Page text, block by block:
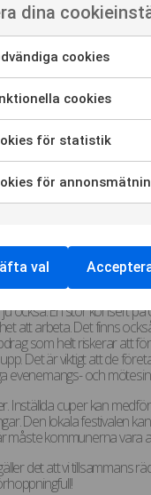
vi kan göra
helt skall vara utan
kommer ta lång tid innan vi
att vi tar oss tillbaka.
som vi delar med
helt okänd person i
just ”vi” var där. Ett
Tänk er en
vändningen i slutminuten
behovet i ökade
med stora
största motionslopp
Cup, Basketfestivalen
effekter.
och restaurangnäringen
i andravågen med
också. En stor konsert på
att arbeta. Det finns
som helt riskerar att
Det är viktigt att de
evenemangs- och
Inställda cuper kan
Den lokala festivalen
måste kommunerna vara
det att vi tillsammans
dina
cookies
cookies
för statistik
för
val